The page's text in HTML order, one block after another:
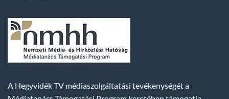
A Hegyvidék TV médiaszolgáltatási tevékenységét a